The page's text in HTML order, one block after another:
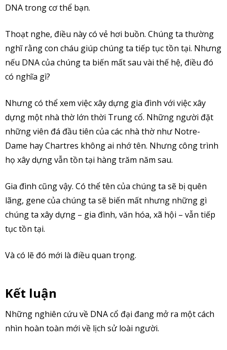
DNA trong cơ thể bạn.
Thoạt nghe, điều này có vẻ hơi buồn. Chúng ta thường
nghĩ rằng con cháu giúp chúng ta tiếp tục tồn tại. Nhưng
nếu DNA của chúng ta biến mất sau vài thế hệ, điều đó
có nghĩa gì?
Nhưng có thể xem việc xây dựng gia đình với việc xây
dựng một nhà thờ lớn thời Trung cổ. Những người đặt
những viên đá đầu tiên của các nhà thờ như Notre-
Dame hay Chartres không ai nhớ tên. Nhưng công trình
họ xây dựng vẫn tồn tại hàng trăm năm sau.
Gia đình cũng vậy. Có thể tên của chúng ta sẽ bị quên
lãng, gene của chúng ta sẽ biến mất nhưng những gì
chúng ta xây dựng – gia đình, văn hóa, xã hội – vẫn tiếp
tục tồn tại.
Và có lẽ đó mới là điều quan trọng.
Kết luận
Những nghiên cứu về DNA cổ đại đang mở ra một cách
nhìn hoàn toàn mới về lịch sử loài người.